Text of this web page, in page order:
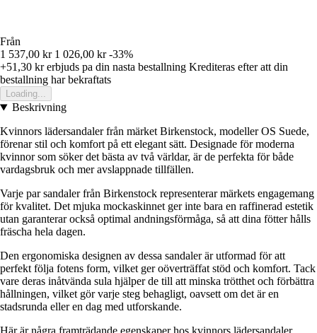
Från
1 537,00 kr 1 026,00 kr -33%
+51,30 krerbjuds pa din nasta bestallning Krediteras efter att din
bestallning har bekraftats
Loading...
Beskrivning
Kvinnors lädersandaler från märket Birkenstock, modeller OS Suede,
förenar stil och komfort på ett elegant sätt. Designade för moderna
kvinnor som söker det bästa av två världar, är de perfekta för både
vardagsbruk och mer avslappnade tillfällen.
Varje par sandaler från Birkenstock representerar märkets engagemang
för kvalitet. Det mjuka mockaskinnet ger inte bara en raffinerad estetik
utan garanterar också optimal andningsförmåga, så att dina fötter hålls
fräscha hela dagen.
Den ergonomiska designen av dessa sandaler är utformad för att
perfekt följa fotens form, vilket ger oöverträffat stöd och komfort. Tack
vare deras inåtvända sula hjälper de till att minska trötthet och förbättra
hållningen, vilket gör varje steg behagligt, oavsett om det är en
stadsrunda eller en dag med utforskande.